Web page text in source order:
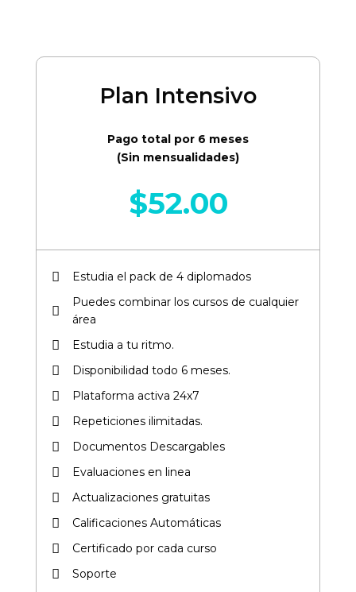
Plan Intensivo
Pago total por 6 meses
(Sin mensualidades)
$52.00
Estudia el pack de 4 diplomados
Puedes combinar los cursos de cualquier
área​
Estudia a tu ritmo.
Disponibilidad todo 6 meses.
Plataforma activa 24x7
Repeticiones ilimitadas.
Documentos Descargables
Evaluaciones en linea
Actualizaciones gratuitas
Calificaciones Automáticas
Certificado por cada curso​
Soporte